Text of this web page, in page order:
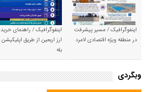
اینفوگرافیک / مسیر پیشرفت
در منطقه ویژه اقتصادی لامرد
اینفوگرافیک / راهنمای خرید
ارز اربعین از طریق اپلیکیشن
بله
وبگردی